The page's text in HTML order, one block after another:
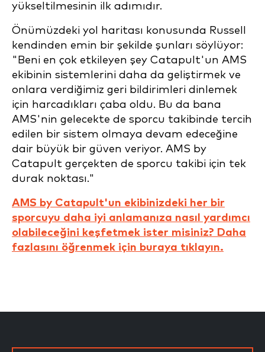
yükseltilmesinin ilk adımıdır.
Önümüzdeki yol haritası konusunda Russell
kendinden emin bir şekilde şunları söylüyor:
"Beni en çok etkileyen şey Catapult'un AMS
ekibinin sistemlerini daha da geliştirmek ve
onlara verdiğimiz geri bildirimleri dinlemek
için harcadıkları çaba oldu. Bu da bana
AMS'nin gelecekte de sporcu takibinde tercih
edilen bir sistem olmaya devam edeceğine
dair büyük bir güven veriyor. AMS by
Catapult gerçekten de sporcu takibi için tek
durak noktası."
AMS by Catapult'un ekibinizdeki her bir
sporcuyu daha iyi anlamanıza nasıl yardımcı
olabileceğini keşfetmek ister misiniz? Daha
fazlasını öğrenmek için buraya tıklayın.